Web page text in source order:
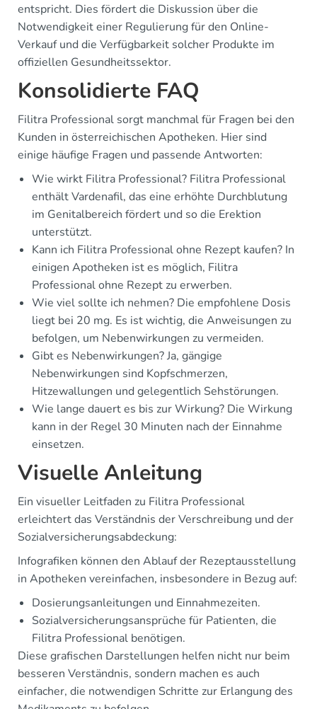
entspricht. Dies fördert die Diskussion über die
Notwendigkeit einer Regulierung für den Online-
Verkauf und die Verfügbarkeit solcher Produkte im
offiziellen Gesundheitssektor.
Konsolidierte FAQ
Filitra Professional sorgt manchmal für Fragen bei den
Kunden in österreichischen Apotheken. Hier sind
einige häufige Fragen und passende Antworten:
Wie wirkt Filitra Professional? Filitra Professional
enthält Vardenafil, das eine erhöhte Durchblutung
im Genitalbereich fördert und so die Erektion
unterstützt.
Kann ich Filitra Professional ohne Rezept kaufen? In
einigen Apotheken ist es möglich, Filitra
Professional ohne Rezept zu erwerben.
Wie viel sollte ich nehmen? Die empfohlene Dosis
liegt bei 20 mg. Es ist wichtig, die Anweisungen zu
befolgen, um Nebenwirkungen zu vermeiden.
Gibt es Nebenwirkungen? Ja, gängige
Nebenwirkungen sind Kopfschmerzen,
Hitzewallungen und gelegentlich Sehstörungen.
Wie lange dauert es bis zur Wirkung? Die Wirkung
kann in der Regel 30 Minuten nach der Einnahme
einsetzen.
Visuelle Anleitung
Ein visueller Leitfaden zu Filitra Professional
erleichtert das Verständnis der Verschreibung und der
Sozialversicherungsabdeckung:
Infografiken können den Ablauf der Rezeptausstellung
in Apotheken vereinfachen, insbesondere in Bezug auf:
Dosierungsanleitungen und Einnahmezeiten.
Sozialversicherungsansprüche für Patienten, die
Filitra Professional benötigen.
Diese grafischen Darstellungen helfen nicht nur beim
besseren Verständnis, sondern machen es auch
einfacher, die notwendigen Schritte zur Erlangung des